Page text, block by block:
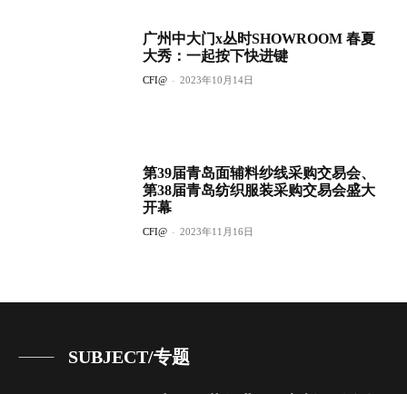
广州中大门x丛时SHOWROOM 春夏
大秀：一起按下快进键
CFI@ - 2023年10月14日
第39届青岛面辅料纱线采购交易会、
第38届青岛纺织服装采购交易会盛大
开幕
CFI@ - 2023年11月16日
SUBJECT/专题